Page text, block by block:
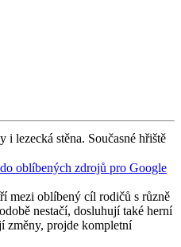
stěna. Současné hřiště
oblíbených zdrojů pro Google
mezi oblíbený cíl rodičů s různě
nestačí, dosluhují také herní
změny, projde kompletní